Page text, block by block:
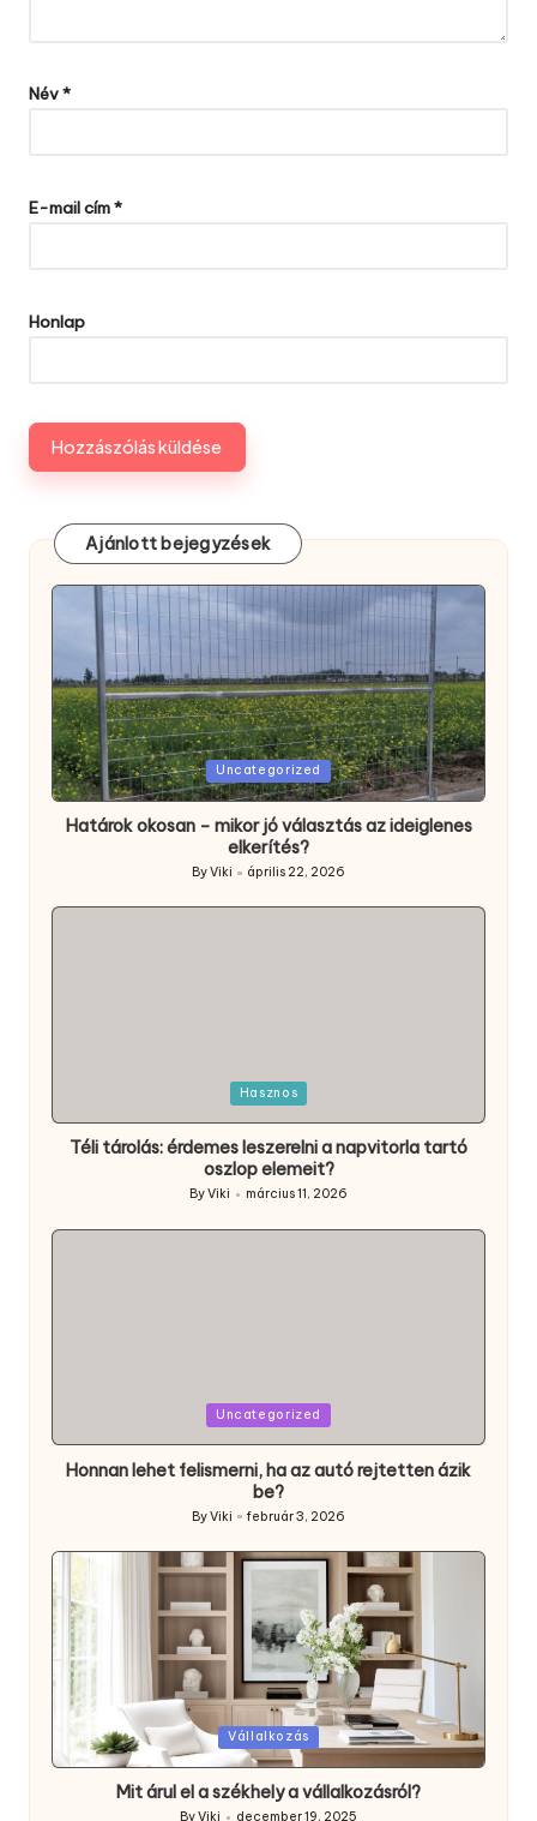
Név*
E-mail cím*
Honlap
Ajánlott bejegyzések
Posted
in
Uncategorized
Határok okosan – mikor jó választás az ideiglenes
elkerítés?
Posted
by
ByViki április 22, 2026
Hasznos
Téli tárolás: érdemes leszerelni a napvitorla tartó
oszlop elemeit?
Posted
ByViki március 11, 2026
Uncategorized
Honnan lehet felismerni, ha az autó rejtetten ázik
be?
Posted
by
ByViki február 3, 2026
Posted
in
Vállalkozás
Mit árul el a székhely a vállalkozásról?
ByViki december 19, 2025